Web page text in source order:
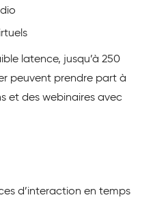
latence, jusqu’à 250
peuvent prendre part à
et des webinaires avec
d’interaction en temps